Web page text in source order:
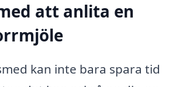
att anlita en
kan inte bara spara tid